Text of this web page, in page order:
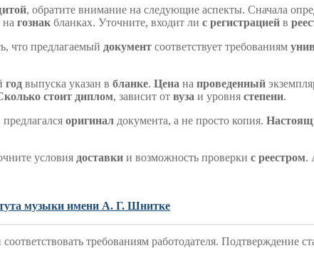
, обратите внимание на следующие аспекты. Сначала
на гознак бланках. Уточните, входит ли с регистрацией в
что предлагаемый документ соответствует требованиям
год выпуска указан в бланке. Цена на проведенный
стоит диплом, зависит от вуза и уровня степени.
оригинал документа, а не просто копия.
условия доставки и возможность проверки с реестром.
музыки имени А. Г. Шнитке
требованиям работодателя. Подтверждение